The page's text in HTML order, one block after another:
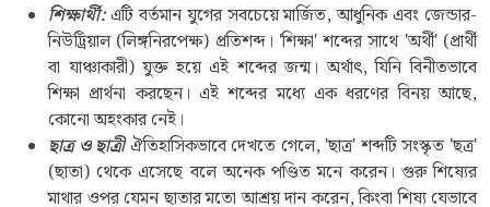
শিক্ষার্থী:এটি বর্তমান যুগের সবচেয়ে মার্জিত, আধুনিক এবং জেন্ডার-
নিউট্রিয়াল (লিঙ্গনিরপেক্ষ) প্রতিশব্দ। 'শিক্ষা' শব্দের সাথে 'অর্থী' (প্রার্থী
বা যাঞ্চাকারী) যুক্ত হয়ে এই শব্দের জন্ম। অর্থাৎ, যিনি বিনীতভাবে
শিক্ষা প্রার্থনা করছেন। এই শব্দের মধ্যে এক ধরণের বিনয় আছে,
কোনো অহংকার নেই।
ছাত্র ও ছাত্রীঐতিহাসিকভাবে দেখতে গেলে, 'ছাত্র' শব্দটি সংস্কৃত 'ছত্র'
(ছাতা) থেকে এসেছে বলে অনেক পণ্ডিত মনে করেন। গুরু শিষ্যের
মাথার ওপর যেমন ছাতার মতো আশ্রয় দান করেন, কিংবা শিষ্য যেভাবে